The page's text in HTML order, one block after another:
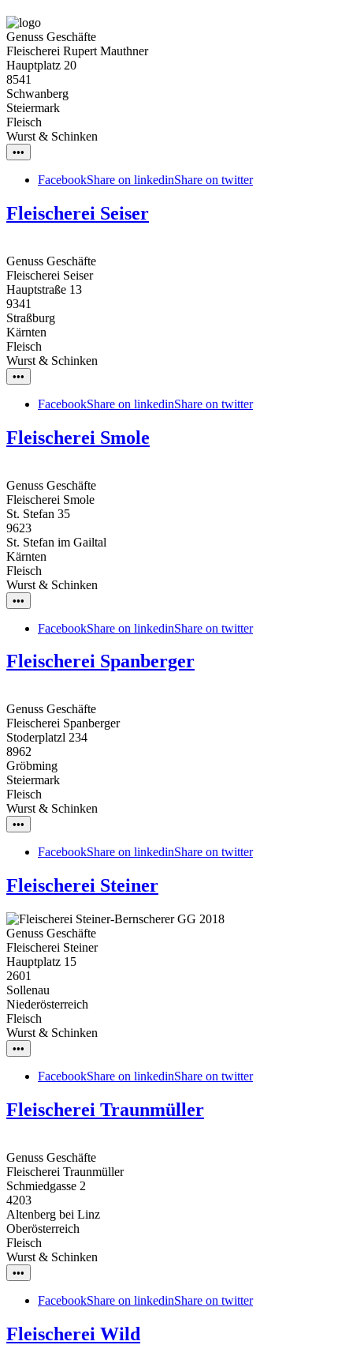
Genuss Geschäfte
Fleischerei Rupert Mauthner
Hauptplatz 20
8541
Schwanberg
Steiermark
Fleisch
Wurst & Schinken
•••
FacebookShare on linkedinShare on twitter
Fleischerei Seiser
Genuss Geschäfte
Fleischerei Seiser
Hauptstraße 13
9341
Straßburg
Kärnten
Fleisch
Wurst & Schinken
•••
FacebookShare on linkedinShare on twitter
Fleischerei Smole
Genuss Geschäfte
Fleischerei Smole
St. Stefan 35
9623
St. Stefan im Gailtal
Kärnten
Fleisch
Wurst & Schinken
•••
FacebookShare on linkedinShare on twitter
Fleischerei Spanberger
Genuss Geschäfte
Fleischerei Spanberger
Stoderplatzl 234
8962
Gröbming
Steiermark
Fleisch
Wurst & Schinken
•••
FacebookShare on linkedinShare on twitter
Fleischerei Steiner
Genuss Geschäfte
Fleischerei Steiner
Hauptplatz 15
2601
Sollenau
Niederösterreich
Fleisch
Wurst & Schinken
•••
FacebookShare on linkedinShare on twitter
Fleischerei Traunmüller
Genuss Geschäfte
Fleischerei Traunmüller
Schmiedgasse 2
4203
Altenberg bei Linz
Oberösterreich
Fleisch
Wurst & Schinken
•••
FacebookShare on linkedinShare on twitter
Fleischerei Wild